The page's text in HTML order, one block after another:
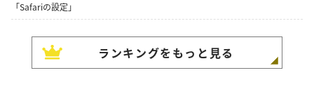
「Safariの設定」
ランキングをもっと見る